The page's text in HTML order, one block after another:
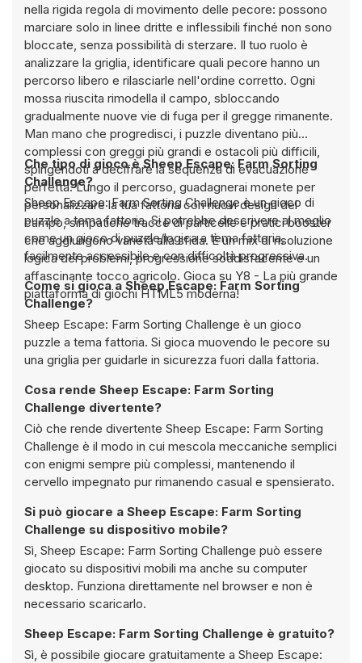
nella rigida regola di movimento delle pecore: possono
marciare solo in linee dritte e inflessibili finché non sono
bloccate, senza possibilità di sterzare. Il tuo ruolo è
analizzare la griglia, identificare quali pecore hanno un
percorso libero e rilasciarle nell'ordine corretto. Ogni
mossa riuscita rimodella il campo, sbloccando
gradualmente nuove vie di fuga per il gregge rimanente.
Man mano che progredisci, i puzzle diventano più
complessi con greggi più grandi e ostacoli più difficili,
spingendoti a decifrare la sequenza di evacuazione
perfetta. Lungo il percorso, guadagnerai monete per
personalizzare la tua fattoria con nuovi design del
campo, simpatiche tracce di particelle e pratici booster
che aggiungono varietà alla sfida. È un mix di risoluzione
logica dei problemi, progressione soddisfacente e un
affascinante tocco agricolo. Gioca su Y8 - La più grande
piattaforma di giochi HTML5 moderna!
Che tipo di gioco è Sheep Escape: Farm Sorting
Challenge?
Sheep Escape: Farm Sorting Challenge è un gioco di
puzzle a tema fattoria. Si potrebbe descrivere al meglio
come un gioco di puzzle/logica a tema fattoria,
facilmente accessibile e con difficoltà progressiva.
Come si gioca a Sheep Escape: Farm Sorting
Challenge?
Sheep Escape: Farm Sorting Challenge è un gioco
puzzle a tema fattoria. Si gioca muovendo le pecore su
una griglia per guidarle in sicurezza fuori dalla fattoria.
Cosa rende Sheep Escape: Farm Sorting
Challenge divertente?
Ciò che rende divertente Sheep Escape: Farm Sorting
Challenge è il modo in cui mescola meccaniche semplici
con enigmi sempre più complessi, mantenendo il
cervello impegnato pur rimanendo casual e spensierato.
Si può giocare a Sheep Escape: Farm Sorting
Challenge su dispositivo mobile?
Sì, Sheep Escape: Farm Sorting Challenge può essere
giocato su dispositivi mobili ma anche su computer
desktop. Funziona direttamente nel browser e non è
necessario scaricarlo.
Sheep Escape: Farm Sorting Challenge è gratuito?
Sì, è possibile giocare gratuitamente a Sheep Escape: